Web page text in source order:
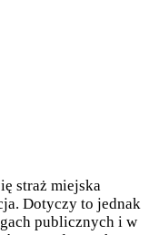
straż miejska
Dotyczy to jednak
publicznych i w